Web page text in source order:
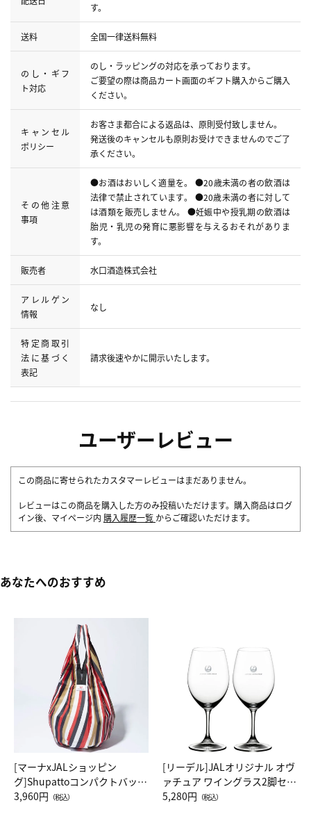
す。
送料 全国一律送料無料
のし・ギフ
ト対応
のし・ラッピングの対応を承っております。
ご要望の際は商品カート画面のギフト購入からご購入
ください。
キャンセル
ポリシー
お客さま都合による返品は、原則受付致しません。
発送後のキャンセルも原則お受けできませんのでご了
承ください。
その他注意
事項
●お酒はおいしく適量を。 ●20歳未満の者の飲酒は
法律で禁止されています。 ●20歳未満の者に対して
は酒類を販売しません。 ●妊娠中や授乳期の飲酒は
胎児・乳児の発育に悪影響を与えるおそれがありま
す。
販売者 水口酒造株式会社
アレルゲン
情報
なし
特定商取引
法に基づく
表記
請求後速やかに開示いたします。
ユーザーレビュー
この商品に寄せられたカスタマーレビューはまだありません。
レビューはこの商品を購入した方のみ投稿いただけます。購入商品はログ
イン後、マイページ内 購入履歴一覧 からご確認いただけます。
あなたへのおすすめ
[マーナxJALショッピン
グ]Shupattoコンパクトバッグ
Drop JAL客室乗務員（LC）ス
3,960円 （税込）
[リーデル]JALオリジナル オヴ
ァチュア ワイングラス2脚セッ
ト（レッドワイン）
5,280円 （税込）